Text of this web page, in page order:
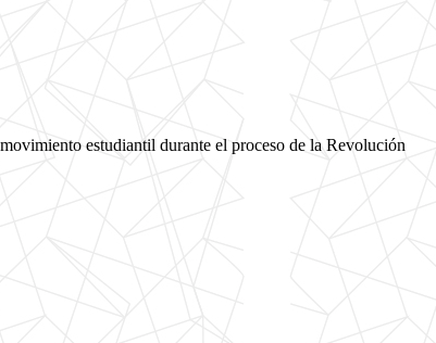
estudiantil durante el proceso de la Revolución